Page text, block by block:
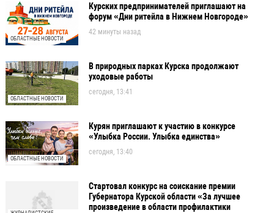
ОБЛАСТНЫЕ НОВОСТИ
Курских предпринимателей приглашают на
форум «Дни ритейла в Нижнем Новгороде»
42 минуты назад
ОБЛАСТНЫЕ НОВОСТИ
В природных парках Курска продолжают
уходовые работы
сегодня, 13:41
ОБЛАСТНЫЕ НОВОСТИ
Курян приглашают к участию в конкурсе
«Улыбка России. Улыбка единства»
сегодня, 13:40
Стартовал конкурс на соискание премии
Губернатора Курской области «За лучшее
произведение в области профилактики